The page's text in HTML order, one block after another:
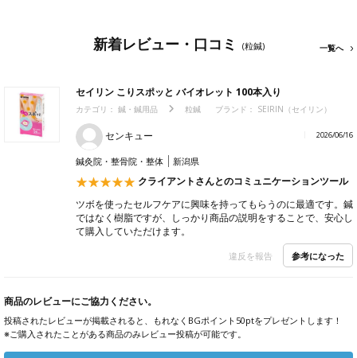
新着レビュー・口コミ (粒鍼) 一覧へ
セイリン こりスポッと バイオレット 100本入り
カテゴリ： 鍼・鍼用品 粒鍼 ブランド： SEIRIN（セイリン）
センキュー 2026/06/16
鍼灸院・整骨院・整体 新潟県
クライアントさんとのコミュニケーションツール
ツボを使ったセルフケアに興味を持ってもらうのに最適です。鍼
ではなく樹脂ですが、しっかり商品の説明をすることで、安心し
て購入していただけます。
違反を報告 参考になった
商品のレビューにご協力ください。
投稿されたレビューが掲載されると、もれなくBGポイント50ptをプレゼントします！
※ご購入されたことがある商品のみレビュー投稿が可能です。